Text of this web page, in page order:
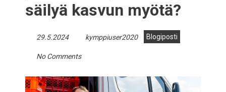
Avaa Oiva raportti
Kirjaudu
tilausportaaliin
säilyä kasvun myötä?
29.5.2024 kymppiuser2020 Blogiposti
No Comments